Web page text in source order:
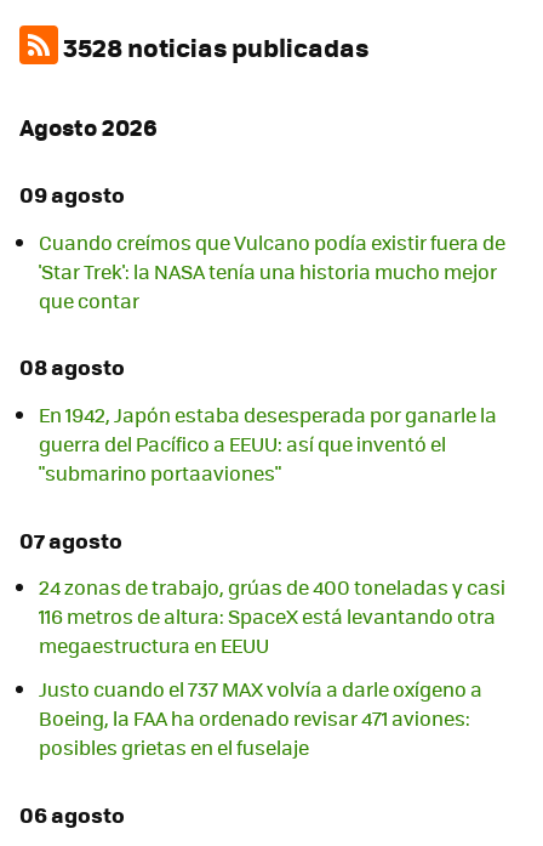
3528 noticias publicadas
Agosto 2026
09 agosto
Cuando creímos que Vulcano podía existir fuera de
'Star Trek': la NASA tenía una historia mucho mejor
que contar
08 agosto
En 1942, Japón estaba desesperada por ganarle la
guerra del Pacífico a EEUU: así que inventó el
"submarino portaaviones"
07 agosto
24 zonas de trabajo, grúas de 400 toneladas y casi
116 metros de altura: SpaceX está levantando otra
megaestructura en EEUU
Justo cuando el 737 MAX volvía a darle oxígeno a
Boeing, la FAA ha ordenado revisar 471 aviones:
posibles grietas en el fuselaje
06 agosto